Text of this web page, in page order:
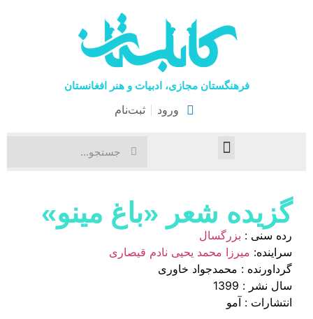
فرهنگستان مجازی، ادبیات و هنر افغانستان
ورود ثبت‌نام
گزیده شعر «باغ مینو»
رده سنی : بزرگسال
سراینده: میرزا محمد یحیی نادم قیصاری
گرداورنده : محمدجواد خاوری
سال نشر : 1399
انتشارات : آمو